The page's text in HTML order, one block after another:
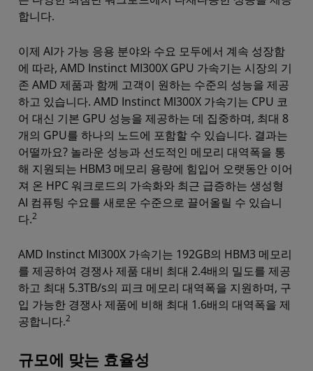
합니다.
이제 AI가 가능 응용 분야와 수요 모두에서 계속 성장함
에 따라, AMD Instinct MI300X GPU 가속기는 시장의 기
존 AMD 제품과 함께 고객이 원하는 수준의 성능을 제공
하고 있습니다. AMD Instinct MI300X 가속기는 CPU 코
어 대신 기본 GPU 성능을 제공하는 데 집중하며, 최대 8
개의 GPU를 하나의 노드에 포함할 수 있습니다. 결과는
어떨까요? 놀라운 성능과 선도적인 메모리 대역폭을 통
해 지원되는 HBM3 메모리 용량에 힘입어 오랫동안 이어
져 온 HPC 워크로드의 가속화와 최근 급증하는 생성형
AI 컴퓨팅 수요를 새로운 수준으로 끌어올릴 수 있습니
다.2
AMD Instinct MI300X 가속기는 192GB의 HBM3 메모리
를 제공하여 경쟁사 제품 대비 최대 2.4배의 밀도를 제공
하고 최대 5.3TB/s의 피크 메모리 대역폭을 지원하며, 구
입 가능한 경쟁사 제품에 비해 최대 1.6배의 대역폭을 제
공합니다.2
규모에 맞는 효율성